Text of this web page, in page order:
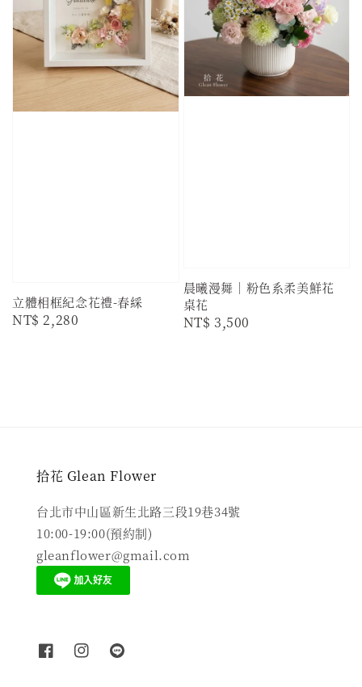
立體相框紀念花禮-春綵
Regular
NT$ 2,280
晨曦漫舞｜粉色系柔美鮮花
桌花
Regular
NT$ 3,500
拾花 Glean Flower
台北市中山區新生北路三段19巷34號
10:00-19:00(預約制)
gleanflower@gmail.com